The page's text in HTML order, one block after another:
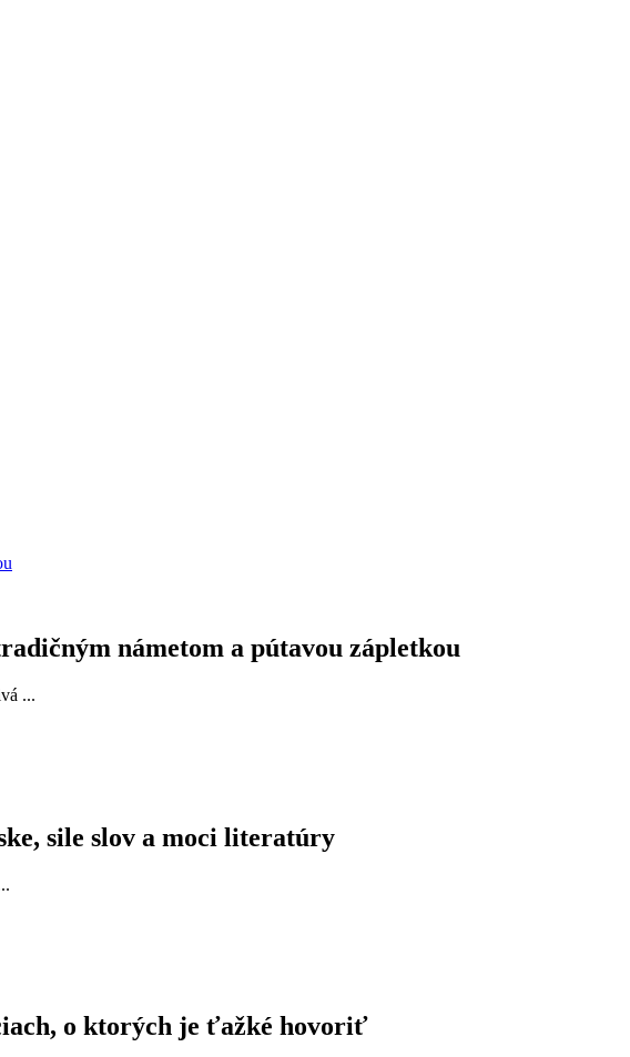
námetom a pútavou zápletkou
...
sile slov a moci literatúry
o ktorých je ťažké hovoriť